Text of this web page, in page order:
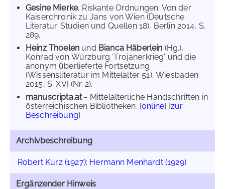
Gesine Mierke, Riskante Ordnungen. Von der
Kaiserchronik zu Jans von Wien (Deutsche
Literatur. Studien und Quellen 18), Berlin 2014, S.
289.
Heinz Thoelen und Bianca Häberlein (Hg.),
Konrad von Würzburg 'Trojanerkrieg' und die
anonym überlieferte Fortsetzung
(Wissensliteratur im Mittelalter 51), Wiesbaden
2015, S. XVI (Nr. 2).
manuscripta.at- Mittelalterliche Handschriften in
österreichischen Bibliotheken. [online] [zur
Beschreibung]
Archivbeschreibung
Robert Kurz (1927); Hermann Menhardt (1929)
Ergänzender Hinweis